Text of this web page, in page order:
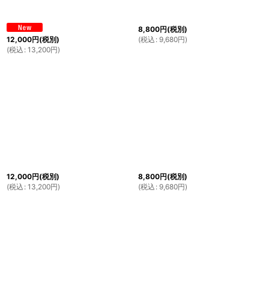
12,000円(税別)
(税込 : 13,200円)
8,800円(税別)
(税込 : 9,680円)
12,000円(税別)
(税込 : 13,200円)
8,800円(税別)
(税込 : 9,680円)